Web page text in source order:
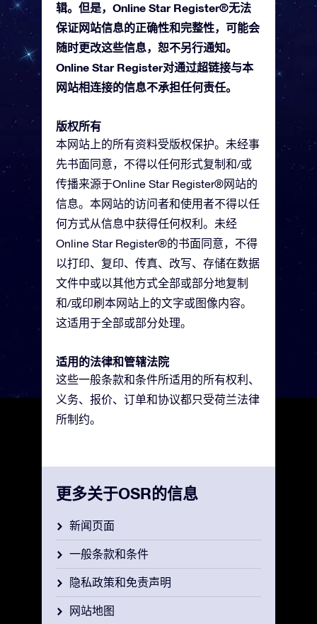
辑。但是，Online Star Register®无法
保证网站信息的正确性和完整性，可能会
随时更改这些信息，恕不另行通知。
Online Star Register对通过超链接与本
网站相连接的信息不承担任何责任。
版权所有
本网站上的所有资料受版权保护。未经事
先书面同意，不得以任何形式复制和/或
传播来源于Online Star Register®网站的
信息。本网站的访问者和使用者不得以任
何方式从信息中获得任何权利。未经
Online Star Register®的书面同意，不得
以打印、复印、传真、改写、存储在数据
文件中或以其他方式全部或部分地复制
和/或印刷本网站上的文字或图像内容。
这适用于全部或部分处理。
适用的法律和管辖法院
这些一般条款和条件所适用的所有权利、
义务、报价、订单和协议都只受荷兰法律
所制约。
更多关于OSR的信息
新闻页面
一般条款和条件
隐私政策和免责声明
网站地图